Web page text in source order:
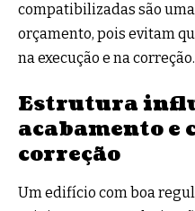
compatibilizadas são
orçamento, pois evitam
na execução e na correção.
Estrutura
acabamento e
correção
Um edifício com boa